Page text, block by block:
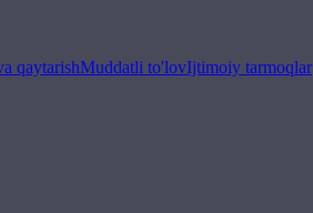
qaytarishMuddatli to'lovIjtimoiy tarmoqlar